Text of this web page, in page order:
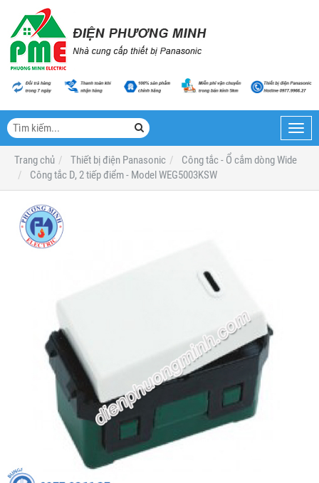
Trang chủ
Thiết bị điện Panasonic
Công tắc - Ổ cắm dòng Wide
Công tắc D, 2 tiếp điểm - Model WEG5003KSW